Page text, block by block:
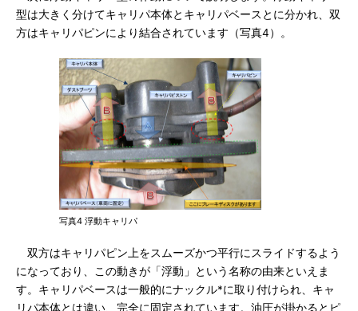
型は大きく分けてキャリパ本体とキャリパベースとに分かれ、双
方はキャリパピンにより結合されています（写真4）。
写真4 浮動キャリパ
双方はキャリパピン上をスムーズかつ平行にスライドするよう
になっており、この動きが「浮動」という名称の由来といえま
す。キャリパベースは一般的にナックル*に取り付けられ、キャ
リパ本体とは違い、完全に固定されています。油圧が掛かるとピ